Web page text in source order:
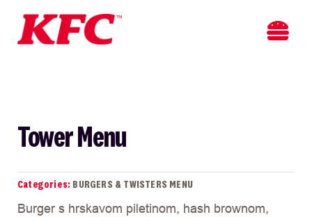
O NAMA
Tower Menu
Categories: BURGERS & TWISTERS MENU
Burger s hrskavom piletinom, hash brownom,